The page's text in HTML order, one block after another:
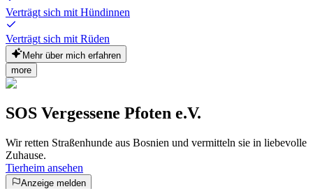
Verträgt sich mit Hündinnen
Verträgt sich mit Rüden
Mehr über mich erfahren
more
SOS Vergessene Pfoten e.V.
Wir retten Straßenhunde aus Bosnien und vermitteln sie in liebevolle
Zuhause.
Tierheim ansehen
Anzeige melden